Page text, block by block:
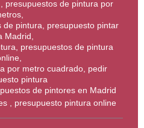
presupuestos de pintura por
de pintura, presupuesto pintar
Madrid,
presupuestos de pintura
por metro cuadrado, pedir
pintura
de pintores en Madrid
, presupuesto pintura online